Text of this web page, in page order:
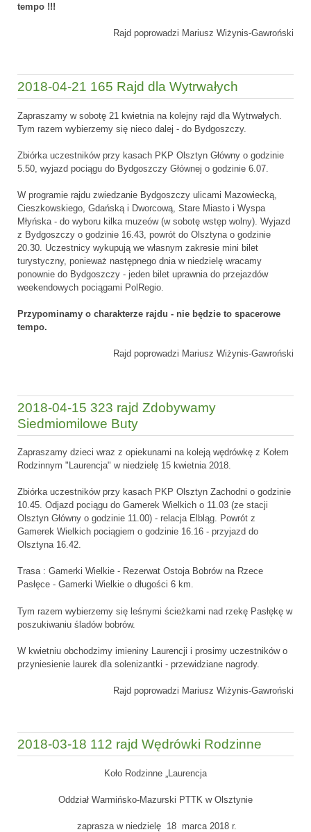
tempo !!!
Rajd poprowadzi Mariusz Wiżynis-Gawroński
2018-04-21 165 Rajd dla Wytrwałych
Zapraszamy w sobotę 21 kwietnia na kolejny rajd dla Wytrwałych.
Tym razem wybierzemy się nieco dalej - do Bydgoszczy.
Zbiórka uczestników przy kasach PKP Olsztyn Główny o godzinie
5.50, wyjazd pociągu do Bydgoszczy Głównej o godzinie 6.07.
W programie rajdu zwiedzanie Bydgoszczy ulicami Mazowiecką,
Cieszkowskiego, Gdańską i Dworcową, Stare Miasto i Wyspa
Młyńska - do wyboru kilka muzeów (w sobotę wstęp wolny). Wyjazd
z Bydgoszczy o godzinie 16.43, powrót do Olsztyna o godzinie
20.30. Uczestnicy wykupują we własnym zakresie mini bilet
turystyczny, ponieważ następnego dnia w niedzielę wracamy
ponownie do Bydgoszczy - jeden bilet uprawnia do przejazdów
weekendowych pociągami PolRegio.
Przypominamy o charakterze rajdu - nie będzie to spacerowe
tempo.
Rajd poprowadzi Mariusz Wiżynis-Gawroński
2018-04-15 323 rajd Zdobywamy
Siedmiomilowe Buty
Zapraszamy dzieci wraz z opiekunami na koleją wędrówkę z Kołem
Rodzinnym "Laurencja" w niedzielę 15 kwietnia 2018.
Zbiórka uczestników przy kasach PKP Olsztyn Zachodni o godzinie
10.45. Odjazd pociągu do Gamerek Wielkich o 11.03 (ze stacji
Olsztyn Główny o godzinie 11.00) - relacja Elbląg. Powrót z
Gamerek Wielkich pociągiem o godzinie 16.16 - przyjazd do
Olsztyna 16.42.
Trasa : Gamerki Wielkie - Rezerwat Ostoja Bobrów na Rzece
Pasłęce - Gamerki Wielkie o długości 6 km.
Tym razem wybierzemy się leśnymi ścieżkami nad rzekę Pasłękę w
poszukiwaniu śladów bobrów.
W kwietniu obchodzimy imieniny Laurencji i prosimy uczestników o
przyniesienie laurek dla solenizantki - przewidziane nagrody.
Rajd poprowadzi Mariusz Wiżynis-Gawroński
2018-03-18 112 rajd Wędrówki Rodzinne
Koło Rodzinne „Laurencja
Oddział Warmińsko-Mazurski PTTK w Olsztynie
zaprasza w niedzielę 18 marca 2018 r.